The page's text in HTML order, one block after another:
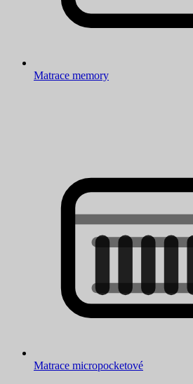
Matrace memory
Matrace micropocketové